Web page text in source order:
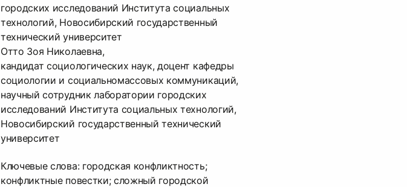
городских исследований Института социальных
технологий, Новосибирский государственный
технический университет
Отто Зоя Николаевна,
кандидат социологических наук, доцент кафедры
социологии и социальномассовых коммуникаций,
научный сотрудник лаборатории городских
исследований Института социальных технологий,
Новосибирский государственный технический
университет
Ключевые слова: городская конфликтность;
конфликтные повестки; сложный городской